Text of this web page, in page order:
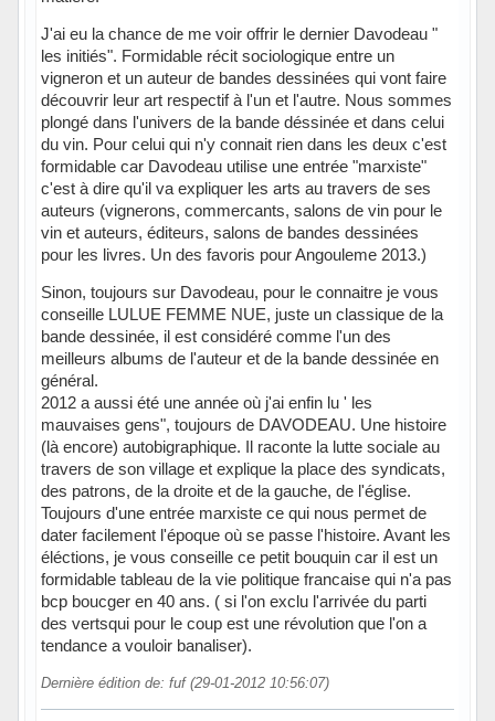
J'ai eu la chance de me voir offrir le dernier Davodeau "
les initiés". Formidable récit sociologique entre un
vigneron et un auteur de bandes dessinées qui vont faire
découvrir leur art respectif à l'un et l'autre. Nous sommes
plongé dans l'univers de la bande déssinée et dans celui
du vin. Pour celui qui n'y connait rien dans les deux c'est
formidable car Davodeau utilise une entrée "marxiste"
c'est à dire qu'il va expliquer les arts au travers de ses
auteurs (vignerons, commercants, salons de vin pour le
vin et auteurs, éditeurs, salons de bandes dessinées
pour les livres. Un des favoris pour Angouleme 2013.)
Sinon, toujours sur Davodeau, pour le connaitre je vous
conseille LULUE FEMME NUE, juste un classique de la
bande dessinée, il est considéré comme l'un des
meilleurs albums de l'auteur et de la bande dessinée en
général.
2012 a aussi été une année où j'ai enfin lu ' les
mauvaises gens", toujours de DAVODEAU. Une histoire
(là encore) autobigraphique. Il raconte la lutte sociale au
travers de son village et explique la place des syndicats,
des patrons, de la droite et de la gauche, de l'église.
Toujours d'une entrée marxiste ce qui nous permet de
dater facilement l'époque où se passe l'histoire. Avant les
éléctions, je vous conseille ce petit bouquin car il est un
formidable tableau de la vie politique francaise qui n'a pas
bcp boucger en 40 ans. ( si l'on exclu l'arrivée du parti
des vertsqui pour le coup est une révolution que l'on a
tendance a vouloir banaliser).
Dernière édition de: fuf (29-01-2012 10:56:07)